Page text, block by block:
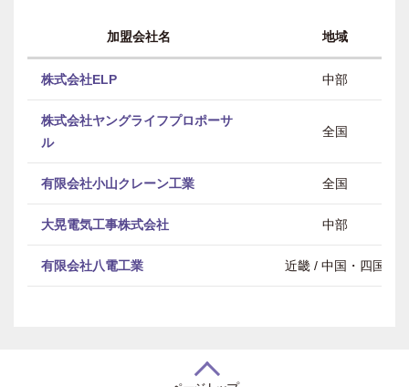
加盟会社名 地域
株式会社ELP 中部
株式会社ヤングライフプロポーサ
ル
全国
有限会社小山クレーン工業 全国
大晃電気工事株式会社 中部
有限会社八電工業 近畿 / 中国・四国